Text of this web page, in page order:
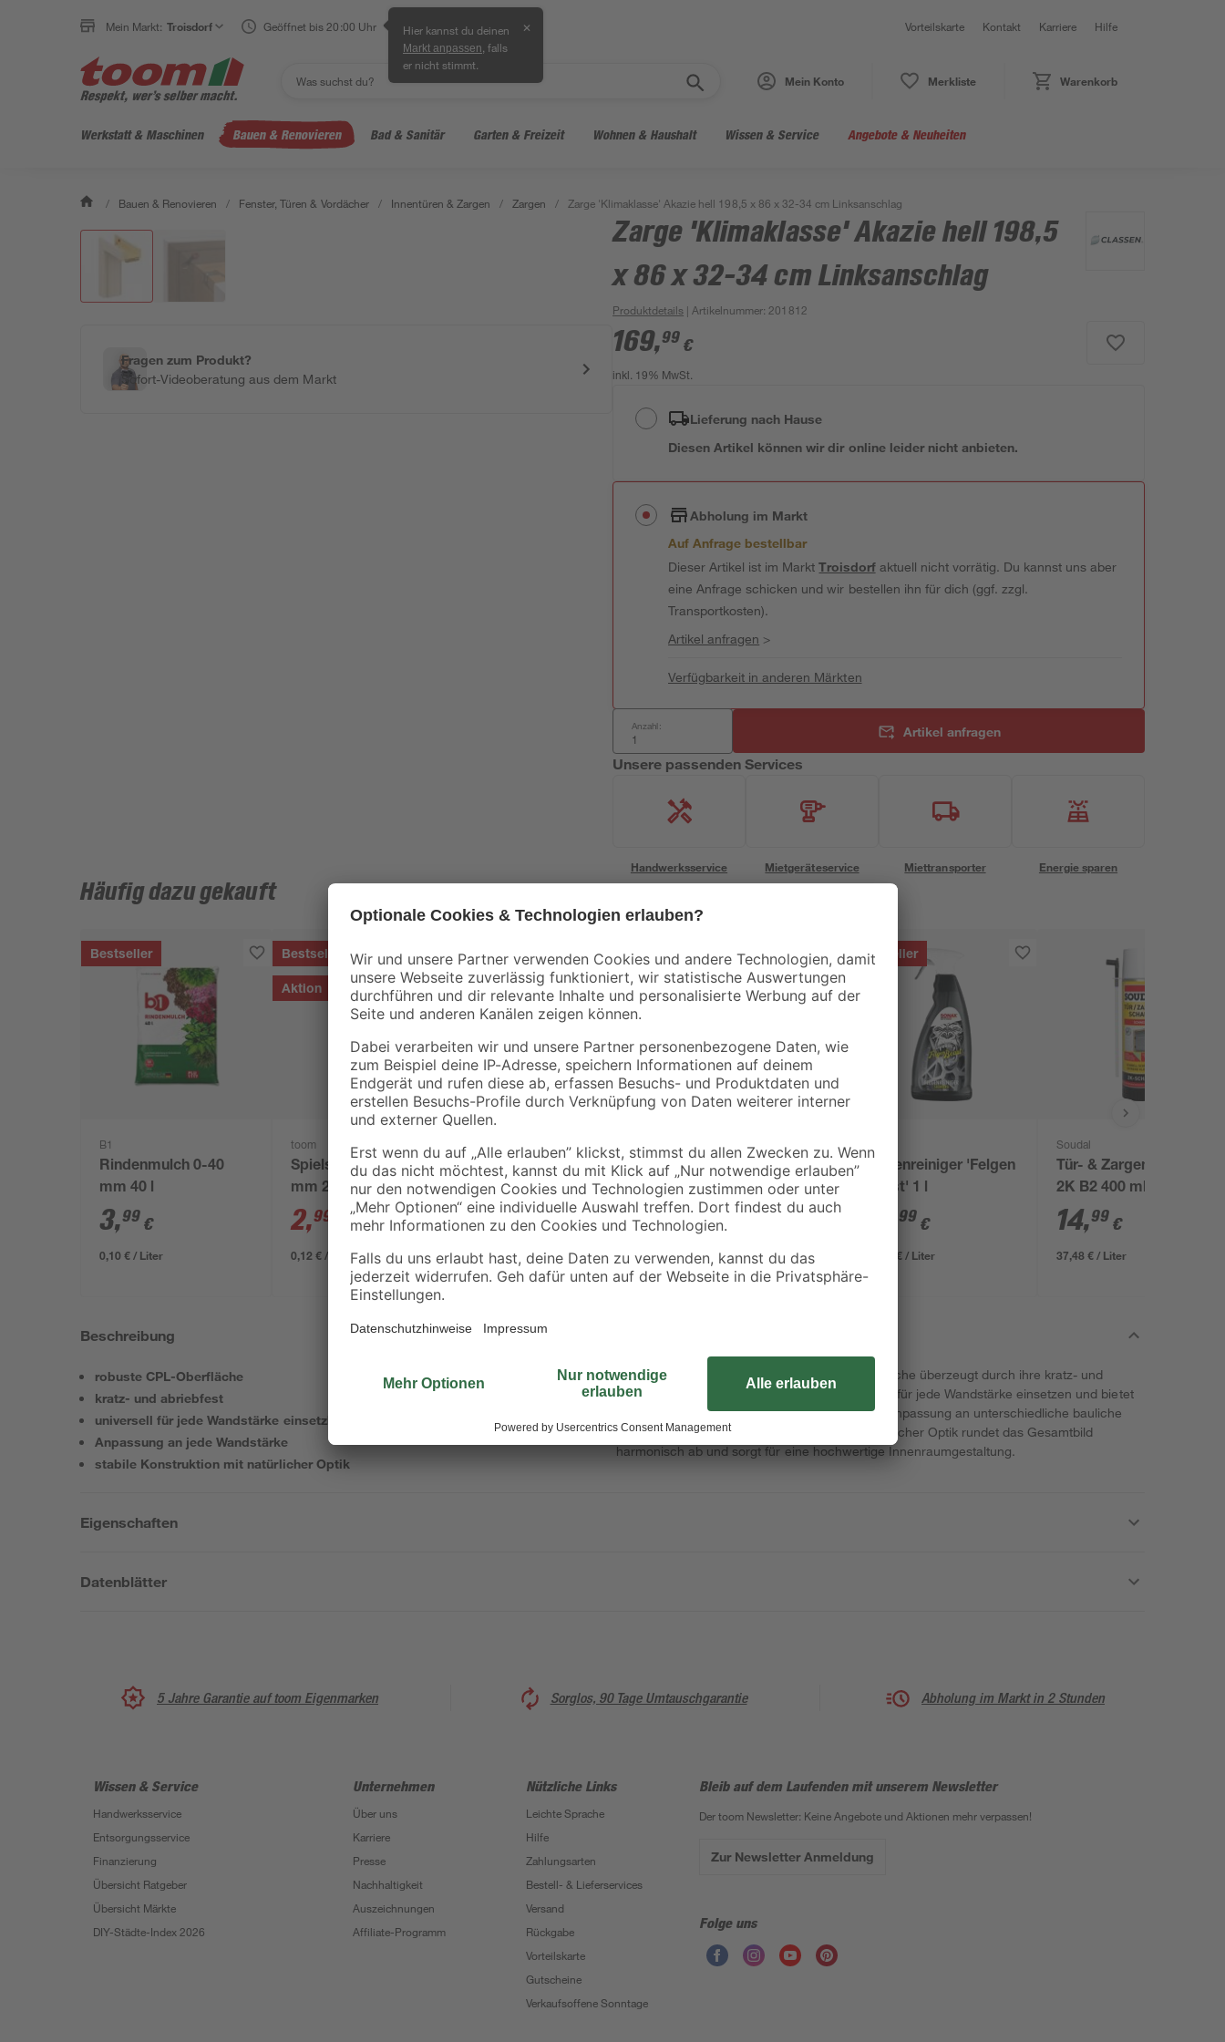
Mein Markt: Troisdorf Geöffnet bis 20:00 Uhr Hier kannst du deinen
Markt anpassen , falls
er nicht stimmt.
✕ Vorteilskarte Kontakt Karriere Hilfe
Mein Konto Merkliste Warenkorb
Werkstatt & Maschinen Bauen & Renovieren Bad & Sanitär Garten & Freizeit Wohnen & Haushalt Wissen & Service Angebote & Neuheiten
/ Bauen & Renovieren / Fenster, Türen & Vordächer / Innentüren & Zargen / Zargen / Zarge 'Klimaklasse' Akazie hell 198,5 x 86 x 32-34 cm Linksanschlag
Fragen zum Produkt?
Sofort-Videoberatung aus dem Markt
Zarge 'Klimaklasse' Akazie hell 198,5
x 86 x 32-34 cm Linksanschlag
Produktdetails | Artikelnummer: 201812
169,99 €
inkl. 19% MwSt.
Lieferung nach Hause
Diesen Artikel können wir dir online leider nicht anbieten.
Abholung im Markt
Auf Anfrage bestellbar
Dieser Artikel ist im MarktTroisdorfaktuell nicht vorrätig. Du kannst uns aber
eine Anfrage schicken und wir bestellen ihn für dich (ggf. zzgl.
Transportkosten).
Artikel anfragen >
Verfügbarkeit in anderen Märkten
Anzahl: Artikel anfragen
Unsere passenden Services
Handwerksservice Mietgeräteservice Miettransporter Energie sparen
Häufig dazu gekauft
Bestseller
B1
Rindenmulch 0-40
mm 40 l
3,99 €
0,10 € / Liter
Bestseller
Aktion
toom
Spielsand beige 0-2
mm 25 kg
2,99 3,29 €
0,12 € / Kilogramm
Nigrin
Fahrrad-
Kettenreiniger 'Bike
Line' 300 ml
6,79€
22,63 € / Liter
Bestseller
Nigrin
Fahrrad Kettenöl
'Bike-Care' Allwetter
100 ml
6,59€
65,90 € / Liter
Bestseller
Felgenreiniger 'Felgen
Beast' 1 l
99 €
15,99 € / Liter
Soudal
Tür- & Zargenschaum
2K B2 400 ml
14,99 €
37,48 € / Liter
Beschreibung
robuste CPL-Oberfläche
kratz- und abriebfest
universell für jede Wandstärke einsetzbar
Anpassung an jede Wandstärke
stabile Konstruktion mit natürlicher Optik
Die verstellbare Zarge mit robuster CPL-Oberfläche überzeugt durch ihre kratz- und
abriebfeste Ausführung. Sie lässt sich universell für jede Wandstärke einsetzen und bietet
dank ihrer flexiblen Konstruktion eine optimale Anpassung an unterschiedliche bauliche
Bedingungen. Die stabile Konstruktion mit natürlicher Optik rundet das Gesamtbild
harmonisch ab und sorgt für eine hochwertige Innenraumgestaltung.
Eigenschaften
Datenblätter
5 Jahre Garantie auf toom Eigenmarken Sorglos, 90 Tage Umtauschgarantie Abholung im Markt in 2 Stunden
Wissen & Service
Handwerksservice
Entsorgungsservice
Finanzierung
Übersicht Ratgeber
Übersicht Märkte
DIY-Städte-Index 2026
Unternehmen
Über uns
Karriere
Presse
Nachhaltigkeit
Auszeichnungen
Affiliate-Programm
Nützliche Links
Leichte Sprache
Hilfe
Zahlungsarten
Bestell- & Lieferservices
Versand
Rückgabe
Vorteilskarte
Gutscheine
Verkaufsoffene Sonntage
Bleib auf dem Laufenden mit unserem Newsletter
Der toom Newsletter: Keine Angebote und Aktionen mehr verpassen!
Zur Newsletter Anmeldung
Folge uns